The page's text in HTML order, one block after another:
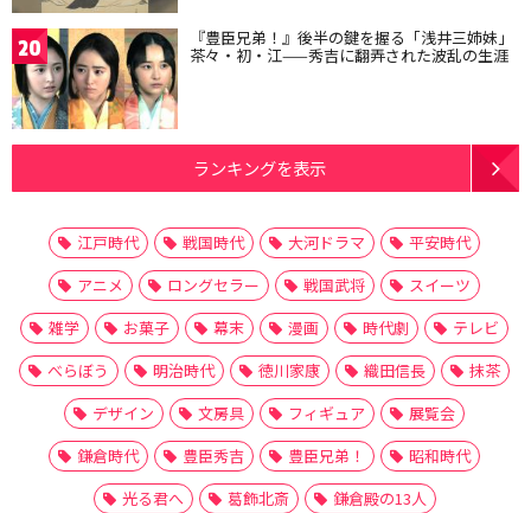
20 『豊臣兄弟！』後半の鍵を握る「浅井三姉妹」
茶々・初・江——秀吉に翻弄された波乱の生涯
ランキングを表示
江戸時代 戦国時代 大河ドラマ
平安時代
アニメ
ロングセラー 戦国武将
スイーツ
雑学
お菓子 幕末 漫画 時代劇
テレビ
べらぼう
明治時代 徳川家康 織田信長
抹茶
デザイン
文房具 フィギュア
展覧会
鎌倉時代
豊臣秀吉 豊臣兄弟！
昭和時代
光る君へ
葛飾北斎 鎌倉殿の13人